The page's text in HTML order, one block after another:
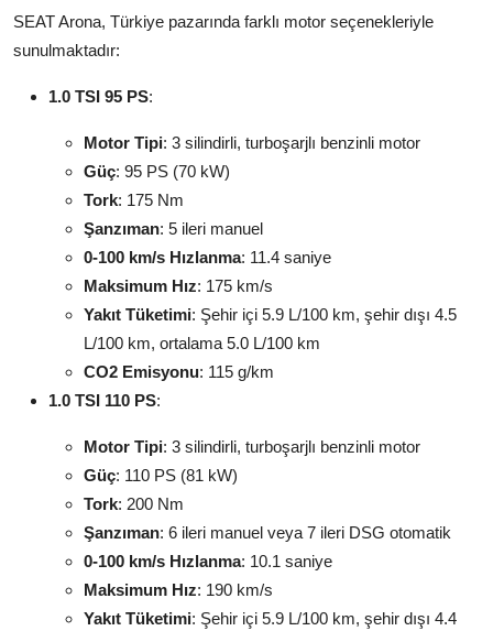
SEAT Arona, Türkiye pazarında farklı motor seçenekleriyle
sunulmaktadır:
1.0 TSI 95 PS:
Motor Tipi: 3 silindirli, turboşarjlı benzinli motor
Güç: 95 PS (70 kW)
Tork: 175 Nm
Şanzıman: 5 ileri manuel
0-100 km/s Hızlanma: 11.4 saniye
Maksimum Hız: 175 km/s
Yakıt Tüketimi: Şehir içi 5.9 L/100 km, şehir dışı 4.5
L/100 km, ortalama 5.0 L/100 km
CO2 Emisyonu: 115 g/km
1.0 TSI 110 PS:
Motor Tipi: 3 silindirli, turboşarjlı benzinli motor
Güç: 110 PS (81 kW)
Tork: 200 Nm
Şanzıman: 6 ileri manuel veya 7 ileri DSG otomatik
0-100 km/s Hızlanma: 10.1 saniye
Maksimum Hız: 190 km/s
Yakıt Tüketimi: Şehir içi 5.9 L/100 km, şehir dışı 4.4